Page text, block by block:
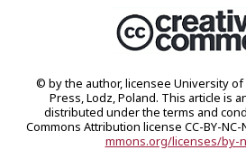
© by the author, licensee University of
Press, Lodz, Poland. This article is
distributed under the terms and
Commons Attribution license CC-BY-NC-
mmons.org/licenses/by-